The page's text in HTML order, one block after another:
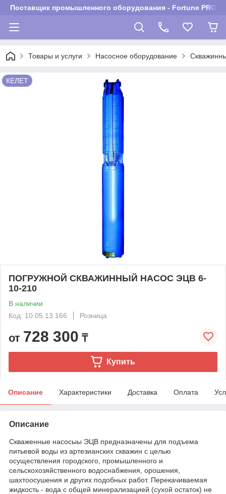
Поставщик промышленного оборудования - Fortune PROM
Товары и услуги Насосное оборудование
КЕЛЕТ
ПОГРУЖНОЙ СКВАЖИННЫЙ НАСОС ЭЦВ 6-
10-210
В наличии
Код: 10.05.13.166
Розница
от 728 300 ₸
Купить
Описание Характеристики Доставка Оплата
Описание
Скваженные насосыы ЭЦВ предназначены для подъема
питьевой воды из артезианских скважин с целью
осуществления городского, промышленного и
сельскохозяйственного водоснабжения, орошения,
шахтоосушения и других подобных работ. Перекачиваемая
жидкость - вода с общей минерализацией (сухой остаток) не